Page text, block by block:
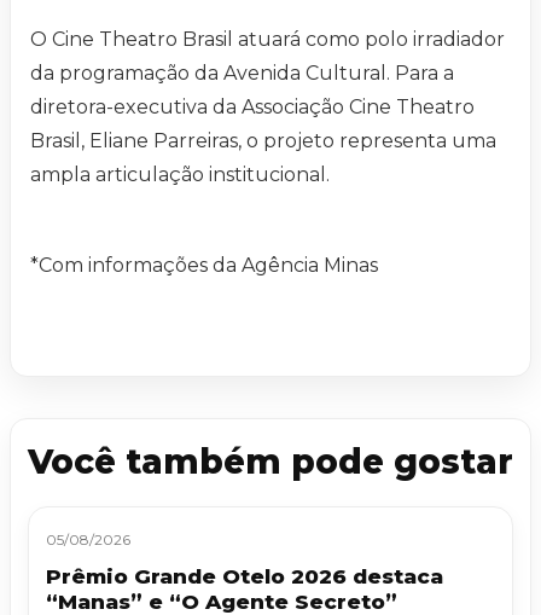
O Cine Theatro Brasil atuará como polo irradiador
da programação da Avenida Cultural. Para a
diretora-executiva da Associação Cine Theatro
Brasil, Eliane Parreiras, o projeto representa uma
ampla articulação institucional.
*Com informações da Agência Minas
Você também pode gostar
05/08/2026
Prêmio Grande Otelo 2026 destaca
“Manas” e “O Agente Secreto”